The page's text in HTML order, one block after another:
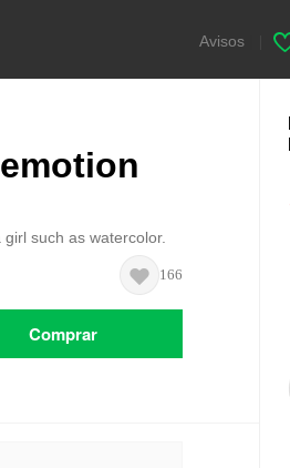
Avisos
such as watercolor.
166
Comprar